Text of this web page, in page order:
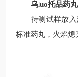
乌luo托品药丸
待测试样放入
标准药丸，火焰熄